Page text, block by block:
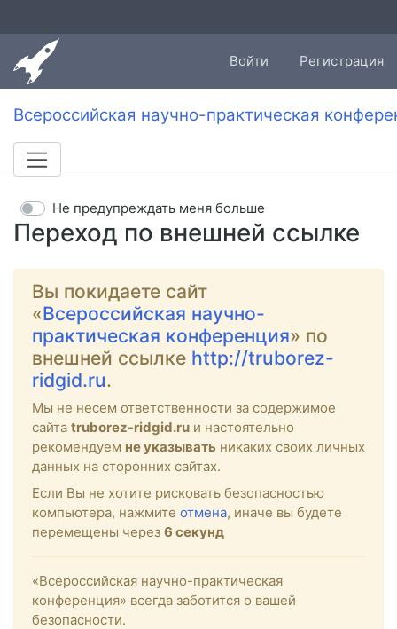
Войти Регистрация
Всероссийская научно-практическая
Переход по внешней ссылке
Не предупреждать меня больше
Вы покидаете сайт
«Всероссийская научно-
практическая конференция» по
внешней ссылке http://truborez-
ridgid.ru.
Мы не несем ответственности за содержимое
сайта truborez-ridgid.ru и настоятельно
рекомендуем не указывать никаких своих личных
данных на сторонних сайтах.
Если Вы не хотите рисковать безопасностью
компьютера, нажмите отмена, иначе вы будете
перемещены через 6 секунд
«Всероссийская научно-практическая
конференция» всегда заботится о вашей
безопасности.